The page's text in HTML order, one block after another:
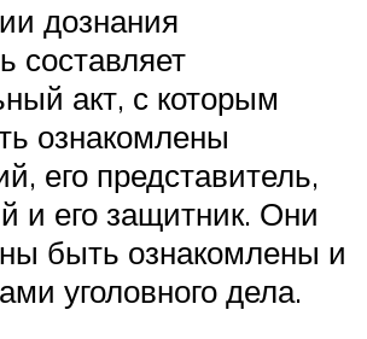
дознания
составляет
акт, с которым
ознакомлены
его представитель,
и его защитник. Они
быть ознакомлены и
уголовного дела.